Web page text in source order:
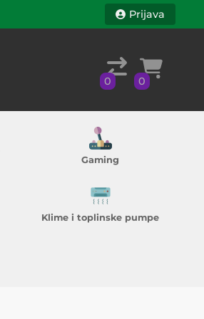
Prijava
0 0
Gaming
Klime i toplinske pumpe